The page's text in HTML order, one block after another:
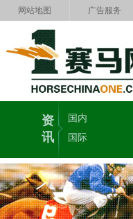
网站地图 广告服务
资
讯
国内
国际